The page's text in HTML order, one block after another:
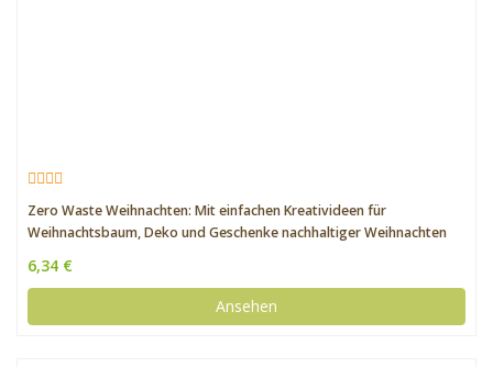
Zero Waste Weihnachten: Mit einfachen Kreativideen für
Weihnachtsbaum, Deko und Geschenke nachhaltiger Weihnachten
6,34 €
Ansehen